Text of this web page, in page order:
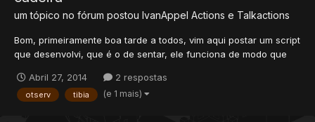
um tópico no fórum postou IvanAppel Actions e Talkactions
Bom, primeiramente boa tarde a todos, vim aqui postar um script
que desenvolvi, que é o de sentar, ele funciona de modo que
item sem sprite, ou seja, uma sprite sem nada, um quadrado
digamos transparente. E deixa a pessoa que está em cima da...
Abril 27, 2014 2 respostas
otserv tibia (e 1 mais)